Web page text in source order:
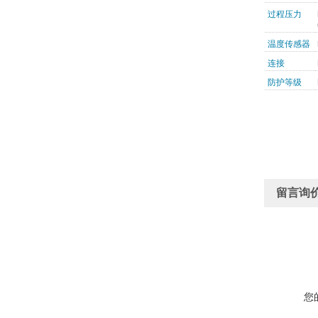
过程压力
温度传感器
连接
防护等级
留言询
您